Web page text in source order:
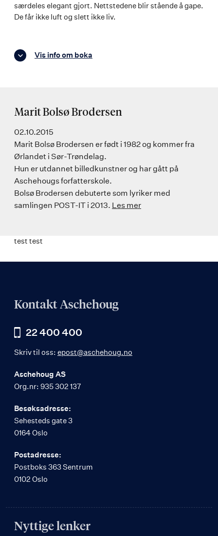
særdeles elegant gjort. Nettstedene blir stående å gape.
De får ikke luft og slett ikke liv.
Vis info om boka
Marit Bolsø Brodersen
02.10.2015
Marit Bolsø Brodersen er født i 1982 og kommer fra
Ørlandet i Sør-Trøndelag.
Hun er utdannet billedkunstner og har gått på
Aschehougs forfatterskole.
Bolsø Brodersen debuterte som lyriker med
samlingen POST-IT i 2013. Les mer
test test
Kontakt Aschehoug
22 400 400
Skriv til oss: epost@aschehoug.no
Aschehoug AS
Org.nr: 935 302 137
Besøksadresse:
Sehesteds gate 3
0164 Oslo
Postadresse:
Postboks 363 Sentrum
0102 Oslo
Nyttige lenker